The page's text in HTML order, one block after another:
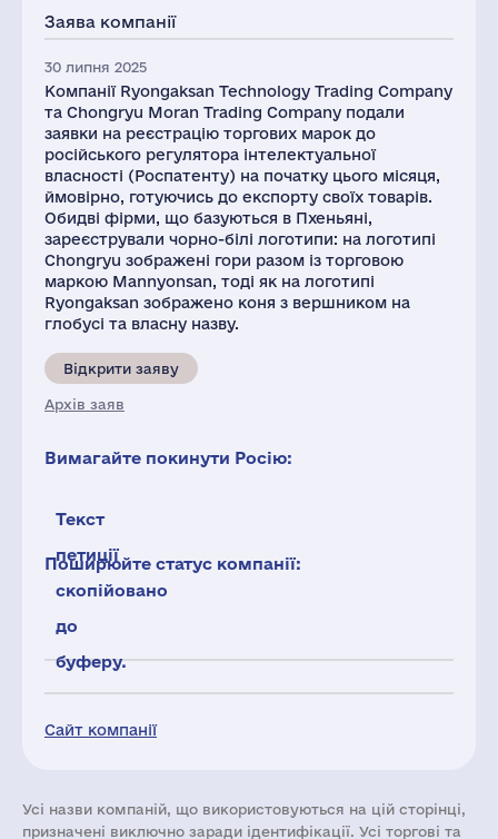
Сайт компанії
Заява компанії
30 липня 2025
Компанії Ryongaksan Technology Trading Company
та Chongryu Moran Trading Company подали
заявки на реєстрацію торгових марок до
російського регулятора інтелектуальної
власності (Роспатенту) на початку цього місяця,
ймовірно, готуючись до експорту своїх товарів.
Обидві фірми, що базуються в Пхеньяні,
зареєстрували чорно-білі логотипи: на логотипі
Chongryu зображені гори разом із торговою
маркою Mannyonsan, тоді як на логотипі
Ryongaksan зображено коня з вершником на
глобусі та власну назву.
Відкрити заяву
Архів заяв
Вимагайте покинути Росію:
Текст
петиції
скопійовано
до
буферу.
Поширюйте статус компанії:
Усі назви компаній, що використовуються на цій сторінці,
призначені виключно заради ідентифікації. Усі торгові та